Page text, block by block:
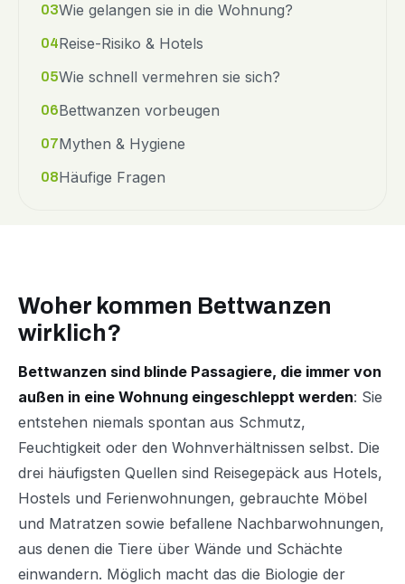
03Wie gelangen sie in die Wohnung?
04Reise-Risiko & Hotels
05Wie schnell vermehren sie sich?
06Bettwanzen vorbeugen
07Mythen & Hygiene
08Häufige Fragen
Woher kommen Bettwanzen
wirklich?
Bettwanzen sind blinde Passagiere, die immer von
außen in eine Wohnung eingeschleppt werden: Sie
entstehen niemals spontan aus Schmutz,
Feuchtigkeit oder den Wohnverhältnissen selbst. Die
drei häufigsten Quellen sind Reisegepäck aus Hotels,
Hostels und Ferienwohnungen, gebrauchte Möbel
und Matratzen sowie befallene Nachbarwohnungen,
aus denen die Tiere über Wände und Schächte
einwandern. Möglich macht das die Biologie der